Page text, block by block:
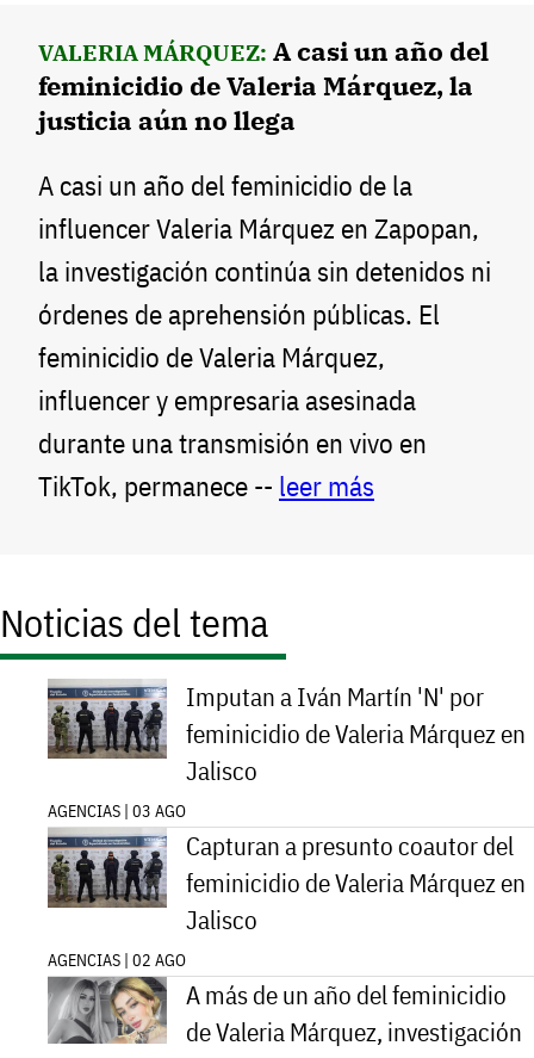
VALERIA MÁRQUEZ: A casi un año del
feminicidio de Valeria Márquez, la
justicia aún no llega
A casi un año del feminicidio de la
influencer Valeria Márquez en Zapopan,
la investigación continúa sin detenidos ni
órdenes de aprehensión públicas. El
feminicidio de Valeria Márquez,
influencer y empresaria asesinada
durante una transmisión en vivo en
TikTok, permanece -- leer más
Noticias del tema
Imputan a Iván Martín 'N' por
feminicidio de Valeria Márquez en
Jalisco
AGENCIAS | 03 AGO
Capturan a presunto coautor del
feminicidio de Valeria Márquez en
Jalisco
AGENCIAS | 02 AGO
A más de un año del feminicidio
de Valeria Márquez, investigación